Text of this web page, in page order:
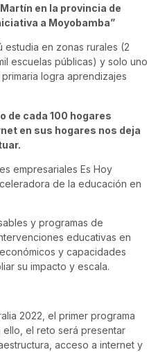
en la provincia de
a Moyobamba”
en zonas rurales (2
escuelas públicas) y solo uno
logra aprendizajes
de cada 100 hogares
en sus hogares nos deja
empresariales Es Hoy
de la educación en
y programas de
educativas en
y capacidades
su impacto y escala.
2022, el primer programa
ello, el reto será presentar
acceso a internet y